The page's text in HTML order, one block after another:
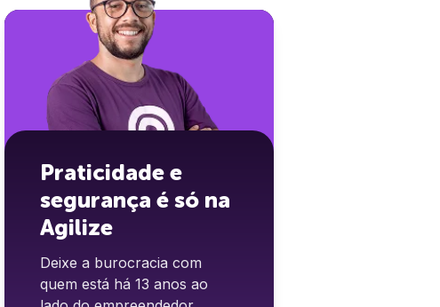
Praticidade e
segurança é só na
Agilize
Deixe a burocracia com
quem está há 13 anos ao